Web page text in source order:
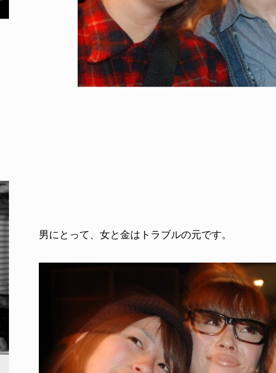
AKIRA OZAWA / 尾澤 彰
VOICE OF FREEDOM
TONY ALVA (ENGLISH)
2026.08.07
男にとって、女と金はトラブルの元です。